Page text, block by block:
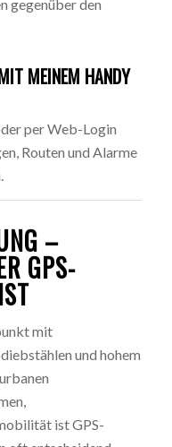
gegenüber den
MEINEM HANDY
per Web-Login
Routen und Alarme
–
GPS-
mit
und hohem
ist GPS-